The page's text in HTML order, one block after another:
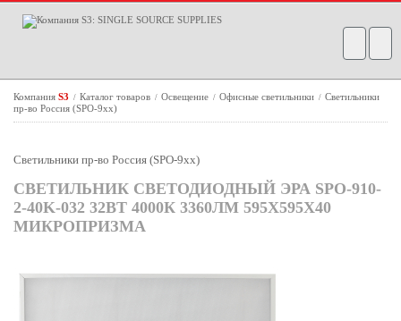
Компания S3 / Каталог товаров / Освещение / Офисные светильники / Светильники
пр-во Россия (SPO-9xx)
Светильники пр-во Россия (SPO-9xx)
СВЕТИЛЬНИК СВЕТОДИОДНЫЙ ЭРА SPO-910-
2-40K-032 32ВТ 4000К 3360ЛМ 595X595X40
МИКРОПРИЗМА